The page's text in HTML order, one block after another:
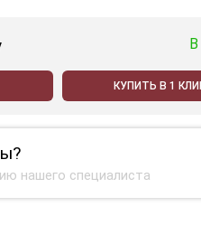
В
КУПИТЬ В 1
нашего специалиста